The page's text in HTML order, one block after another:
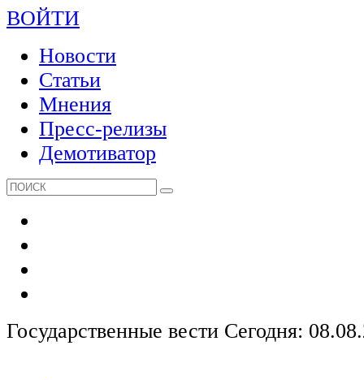
ВОЙТИ
Новости
Статьи
Мнения
Пресс-релизы
Демотиватор
Государственные вести Сегодня: